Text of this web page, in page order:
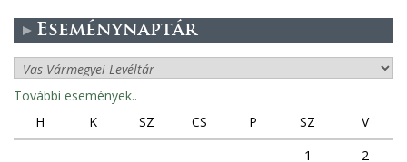
Eseménynaptár
További események..
H
K SZ CS P SZ
V
1
2